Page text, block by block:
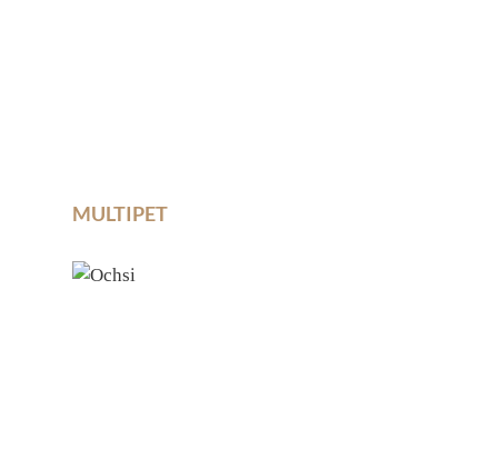
MULTIPET